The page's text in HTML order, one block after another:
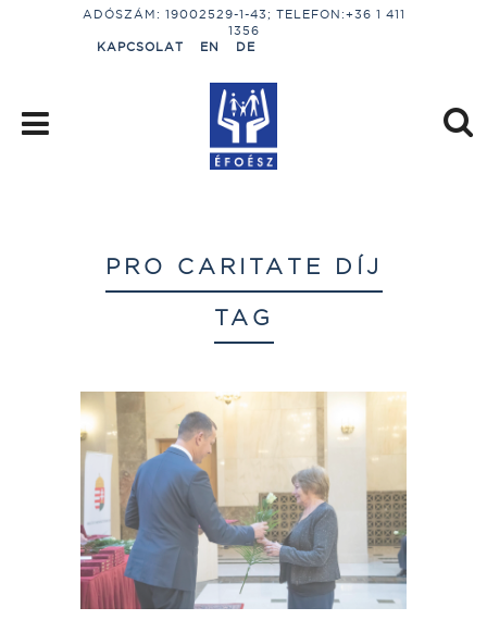
ADÓSZÁM: 19002529-1-43; TELEFON:+36 1 411
1356
KAPCSOLAT
EN DE
PRO CARITATE DÍJ
TAG